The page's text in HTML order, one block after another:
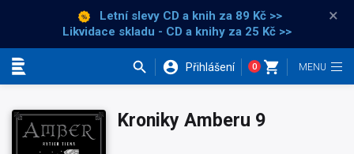
Letní slevy CD a knih za 89 Kč >>
Likvidace skladu - CD a knihy za 25 Kč >>
×
Přihlášení 0
Kroniky Amberu 9